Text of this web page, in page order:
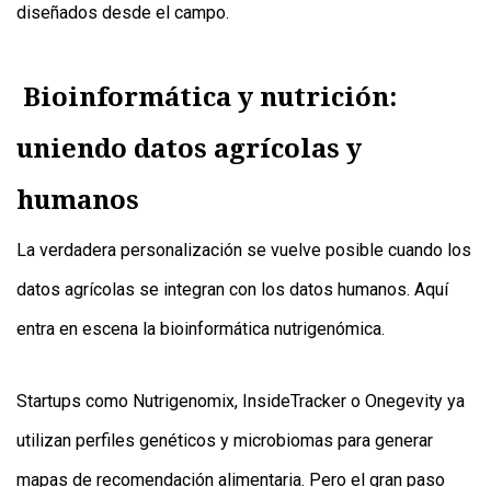
diseñados desde el campo.
Bioinformática y nutrición:
uniendo datos agrícolas y
humanos
La verdadera personalización se vuelve posible cuando los
datos agrícolas se integran con los datos humanos. Aquí
entra en escena la bioinformática nutrigenómica.
Startups como Nutrigenomix, InsideTracker o Onegevity ya
utilizan perfiles genéticos y microbiomas para generar
mapas de recomendación alimentaria. Pero el gran paso